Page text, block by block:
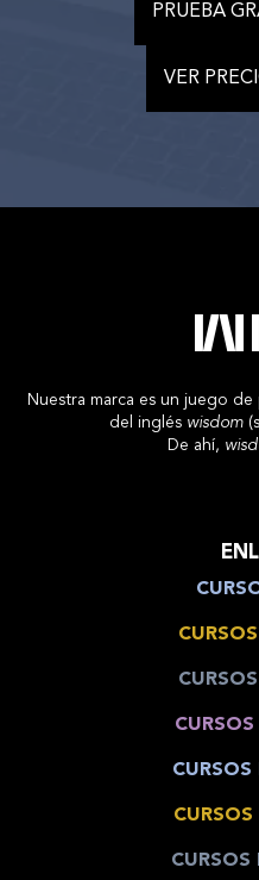
PRUEBA
VER
Nuestra marca es un juego
del inglés wisdom
De ahí,
CURSOS